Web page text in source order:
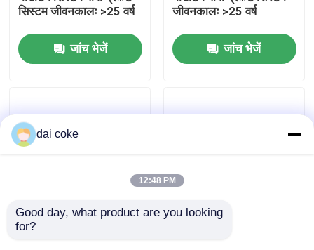
फैक्टरी यात्रा
गुणवत्ता नियंत्रण
एक बोली का अनुरोध
सिस्टम जीवनकालः >25 वर्ष
जांच भेजें
जीवनकालः >25 वर्ष
जांच भेजें
विश्वसनीय पीवी माउंटिंग
dai coke
12:48 PM
Good day, what product are you looking
for?